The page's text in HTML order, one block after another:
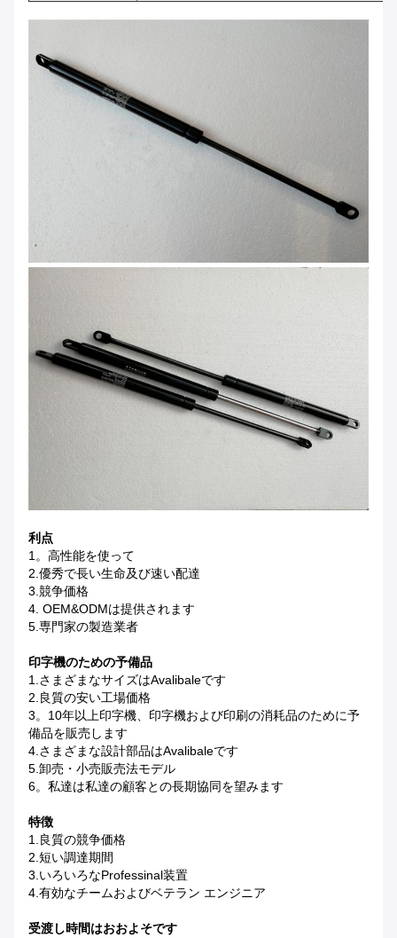
利点
1。高性能を使って
2.優秀で長い生命及び速い配達
3.競争価格
4. OEM&ODMは提供されます
5.専門家の製造業者
印字機のための予備品
1.さまざまなサイズはavalibaleです
2.良質の安い工場価格
3。10年以上印字機、印字機および印刷の消耗品のために予
備品を販売します
4.さまざまな設計部品はavalibaleです
5.卸売・小売販売法モデル
6。私達は私達の顧客との長期協同を望みます
特徴
1.良質の競争価格
2.短い調達期間
3.いろいろなprofessinal装置
4.有効なチームおよびベテラン エンジニア
受渡し時間はおおよそです